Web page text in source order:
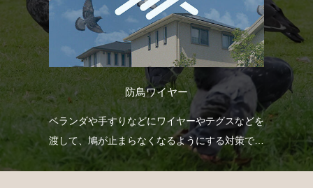
防鳥ワイヤー
ベランダや手すりなどにワイヤーやテグスなどを
渡して、鳩が止まらなくなるようにする対策で
す。